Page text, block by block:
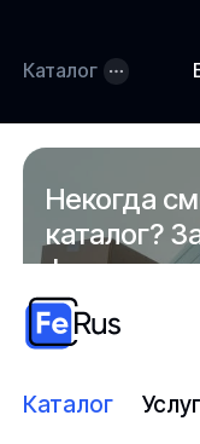
Каталог
Каталог
Некогда
каталог?
форму,
мы
15 минут